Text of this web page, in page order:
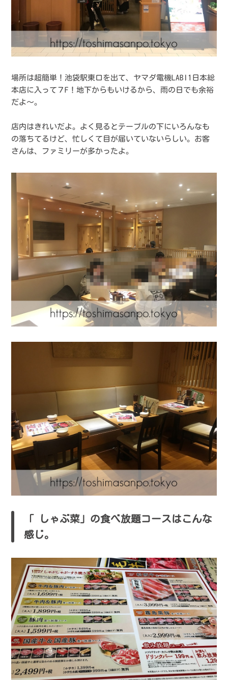
場所は超簡単！池袋駅東口を出て、ヤマダ電機LABI1日本総
本店に入って７F！地下からもいけるから、雨の日でも余裕
だよ〜。
店内はきれいだよ。よく見るとテーブルの下にいろんなも
の落ちてるけど、忙しくて目が届いていないらしい。お客
さんは、ファミリーが多かったよ。
「 しゃぶ菜」の食べ放題コースはこんな
感じ。